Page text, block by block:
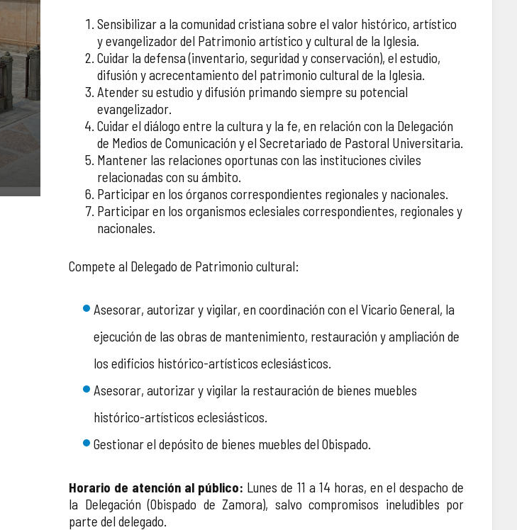
Sensibilizar a la comunidad cristiana sobre el valor histórico, artístico
y evangelizador del Patrimonio artístico y cultural de la Iglesia.
Cuidar la defensa (inventario, seguridad y conservación), el estudio,
difusión y acrecentamiento del patrimonio cultural de la Iglesia.
Atender su estudio y difusión primando siempre su potencial
evangelizador.
Cuidar el diálogo entre la cultura y la fe, en relación con la Delegación
de Medios de Comunicación y el Secretariado de Pastoral Universitaria.
Mantener las relaciones oportunas con las instituciones civiles
relacionadas con su ámbito.
Participar en los órganos correspondientes regionales y nacionales.
Participar en los organismos eclesiales correspondientes, regionales y
nacionales.
Compete al Delegado de Patrimonio cultural:
Asesorar, autorizar y vigilar, en coordinación con el Vicario General, la
ejecución de las obras de mantenimiento, restauración y ampliación de
los edificios histórico-artísticos eclesiásticos.
Asesorar, autorizar y vigilar la restauración de bienes muebles
histórico-artísticos eclesiásticos.
Gestionar el depósito de bienes muebles del Obispado.
Horario de atención al público: Lunes de 11 a 14 horas, en el despacho de
la Delegación (Obispado de Zamora), salvo compromisos ineludibles por
parte del delegado.